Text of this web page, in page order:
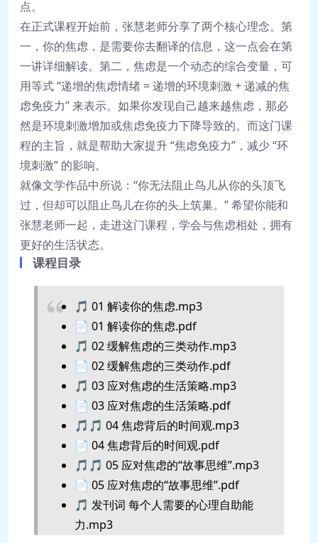
点。
在正式课程开始前，张慧老师分享了两个核心理念。第
一，你的焦虑，是需要你去翻译的信息，这一点会在第
一讲详细解读。第二，焦虑是一个动态的综合变量，可
用等式 “递增的焦虑情绪 = 递增的环境刺激 + 递减的焦
虑免疫力” 来表示。如果你发现自己越来越焦虑，那必
然是环境刺激增加或焦虑免疫力下降导致的。而这门课
程的主旨，就是帮助大家提升 “焦虑免疫力”，减少 “环
境刺激” 的影响。
就像文学作品中所说：“你无法阻止鸟儿从你的头顶飞
过，但却可以阻止鸟儿在你的头上筑巢。” 希望你能和
张慧老师一起，走进这门课程，学会与焦虑相处，拥有
更好的生活状态。
课程目录
🎵 01 解读你的焦虑.mp3
📄 01 解读你的焦虑.pdf
🎵 02 缓解焦虑的三类动作.mp3
📄 02 缓解焦虑的三类动作.pdf
🎵 03 应对焦虑的生活策略.mp3
📄 03 应对焦虑的生活策略.pdf
🎵🎵 04 焦虑背后的时间观.mp3
📄 04 焦虑背后的时间观.pdf
🎵🎵 05 应对焦虑的“故事思维”.mp3
📄 05 应对焦虑的“故事思维”.pdf
🎵 发刊词 每个人需要的心理自助能
力.mp3